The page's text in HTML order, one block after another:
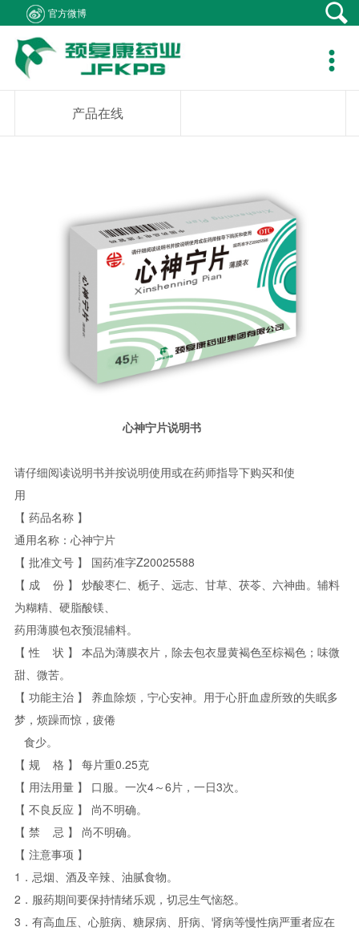
官方微博

产品中心
产品在线
新闻资讯
公司新闻
社会责任
医生资助
社会公益
客户支持
资料下载
人力资源
职位招聘
关于我们
集团概况
企业文化
联系我们
产品疾病咨询
销售业务咨询产品在线
心神宁片说明书
请仔细阅读说明书并按说明使用或在药师指导下购买和使
用
【 药品名称 】
通用名称：心神宁片
【 批准文号 】 国药准字Z20025588
【 成 份 】
炒酸枣仁、栀子、远志、甘草、茯苓、六神曲。辅料
为糊精、硬脂酸镁、
药用薄膜包衣预混辅料。
【 性 状 】
本品为薄膜衣片，除去包衣显黄褐色至棕褐色；味微
甜、微苦。
【 功能主治 】
养血除烦，宁心安神。用于心肝血虚所致的失眠多
梦，烦躁而惊，疲倦
食少。
【 规 格 】 每片重0.25克
【 用法用量 】 口服。一次4～ 6 片，一日 3次。
【 不良反应 】
尚不明确。
【 禁 忌 】
尚不明确。
【 注意事项 】
1 ．忌烟、酒及辛辣、油腻食物。
2 ．服药期间要保持情绪乐观，切忌生气恼怒。
3 ．有高血压、心脏病、糖尿病、肝病、肾病等慢性病严重者应在